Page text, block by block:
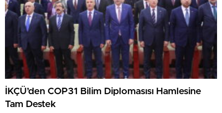
İKÇÜ’den COP31 Bilim Diplomasısı Hamlesine
Tam Destek